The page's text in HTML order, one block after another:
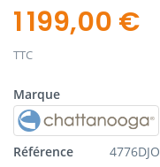
1 199,00 €
TTC
Marque
Référence 4776DJO